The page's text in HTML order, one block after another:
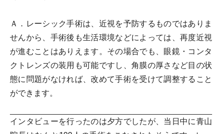
Ａ．レーシック手術は、近視を予防するものではありま
せんから、手術後も生活環境などによっては、再度近視
が進むことはありえます。その場合でも、眼鏡・コンタ
クトレンズの装用も可能ですし、角膜の厚さなど目の状
態に問題がなければ、改めて手術を受けて調整すること
ができます。
インタビューを行ったのは夕方でしたが、当日中に青山